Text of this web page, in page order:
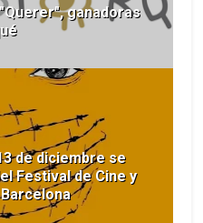
"Querer", ganadoras
de diciembre se
Festival de Cine y